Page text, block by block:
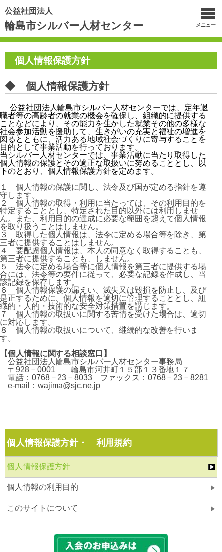
公益社団法人
輪島市シルバー人材センター メニュー
個人情報保護方針
◆ 個人情報保護方針
公益社団法人輪島市シルバー人材センターでは、定年退
職者等の高齢者の就業の機会を確保し、組織的に提供する
ことなどにより、その能力を生かした就業その他の多様な
社会参加活動を援助して、生きがいの充実と福祉の増進を
図るとともに、活力ある地域社会づくりに寄与することを
目的として事業活動を行っております。
当シルバー人材センターでは、事業活動に当たり取得した
個人情報の保護とその適正な取扱いに努めることとし、以
下のとおり、個人情報保護方針を定めます。
１ 個人情報の保護に関し、法令及び国が定める指針を遵
守します。
２ 個人情報の取得・利用に当たっては、その利用目的を
特定することとし、特定された目的以外には利用しませ
ん。また、利用目的の達成に必要な範囲を超えて個人情報
を取り扱うことはしません。
３ 取得した個人情報は、法令に定める場合等を除き、第
三者に提供することはしません。
４ 要配慮個人情報は、本人の同意なく取得することも、
第三者に提供することも、しません。
５ 法令に定める場合等に個人情報を第三者に提供する場
合には、法令等の要件に従って、必要な記録を作成し、当
該記録を保存します。
６ 個人情報保護の漏えい、滅失又は毀損を防止し、及び
是正するために、個人情報を適切に管理することとし、組
織的・人的・技術的な安全対策措置を講じます。
７ 個人情報の取扱いに関する苦情を受けた場合は、適切
に対応します。
８ 個人情報の取扱いについて、継続的な改善を行いま
す。
【個人情報に関する相談窓口】
公益社団法人輪島市シルバー人材センター事務局
〒928－0001 輪島市河井町１５部１３番地１７
電話：0768－23－8033 ファックス：0768－23－8281
e-mail： wajima@sjc.ne.jp
個人情報保護方針・ 利用規約
個人情報保護方針
個人情報の利用目的
このサイトについて